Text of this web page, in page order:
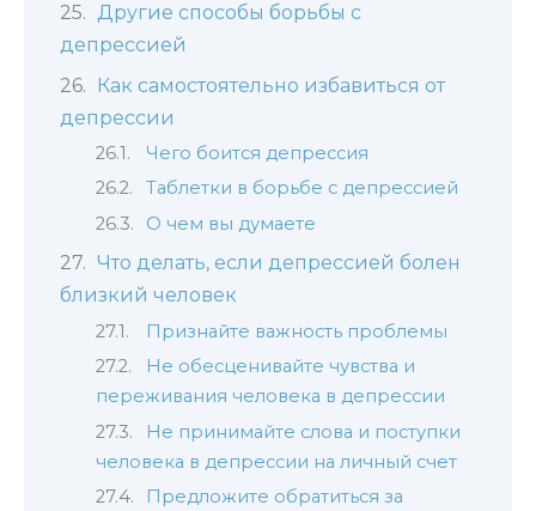
Другие способы борьбы с
депрессией
Как самостоятельно избавиться от
депрессии
Чего боится депрессия
Таблетки в борьбе с депрессией
О чем вы думаете
Что делать, если депрессией болен
близкий человек
Признайте важность проблемы
Не обесценивайте чувства и
переживания человека в депрессии
Не принимайте слова и поступки
человека в депрессии на личный счет
Предложите обратиться за